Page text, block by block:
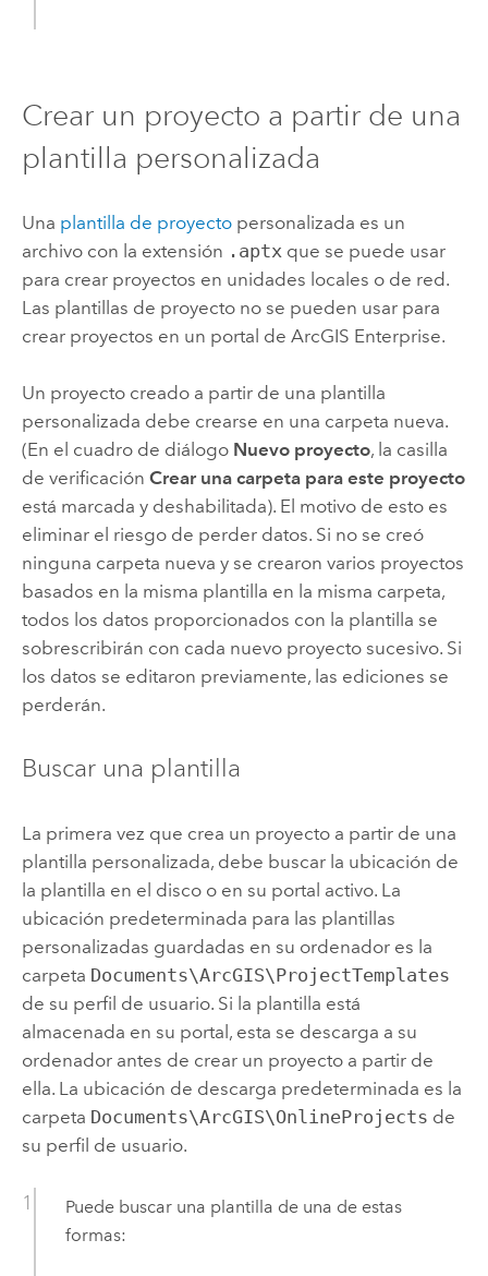
Crear un proyecto a partir de una
plantilla personalizada
Una plantilla de proyectopersonalizada es un
archivo con la extensión .aptx que se puede usar
para crear proyectos en unidades locales o de red.
Las plantillas de proyecto no se pueden usar para
crear proyectos en un portal de ArcGIS Enterprise.
Un proyecto creado a partir de una plantilla
personalizada debe crearse en una carpeta nueva.
(En el cuadro de diálogo Nuevo proyecto, la casilla
de verificación Crear una carpeta para este proyecto
está marcada y deshabilitada). El motivo de esto es
eliminar el riesgo de perder datos. Si no se creó
ninguna carpeta nueva y se crearon varios proyectos
basados en la misma plantilla en la misma carpeta,
todos los datos proporcionados con la plantilla se
sobrescribirán con cada nuevo proyecto sucesivo. Si
los datos se editaron previamente, las ediciones se
perderán.
Buscar una plantilla
La primera vez que crea un proyecto a partir de una
plantilla personalizada, debe buscar la ubicación de
la plantilla en el disco o en su portal activo. La
ubicación predeterminada para las plantillas
personalizadas guardadas en su ordenador es la
carpeta Documents\ArcGIS\ProjectTemplates
de su perfil de usuario. Si la plantilla está
almacenada en su portal, esta se descarga a su
ordenador antes de crear un proyecto a partir de
ella. La ubicación de descarga predeterminada es la
carpeta Documents\ArcGIS\OnlineProjects de
su perfil de usuario.
Puede buscar una plantilla de una de estas
formas: